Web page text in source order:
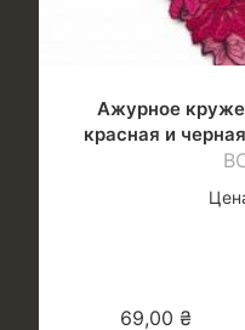
Ажурное
красная и
69,00 ₴